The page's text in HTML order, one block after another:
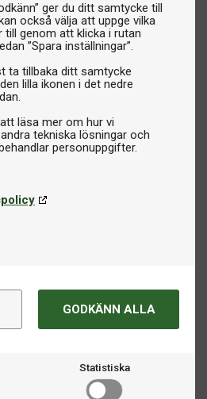
ger du ditt samtycke till
också välja att uppge vilka
genom att klicka i rutan
”Spara inställningar”.
ta tillbaka ditt samtycke
lilla ikonen i det nedre
läsa mer om hur vi
tekniska lösningar och
GODKÄNN ALLA
Statistiska